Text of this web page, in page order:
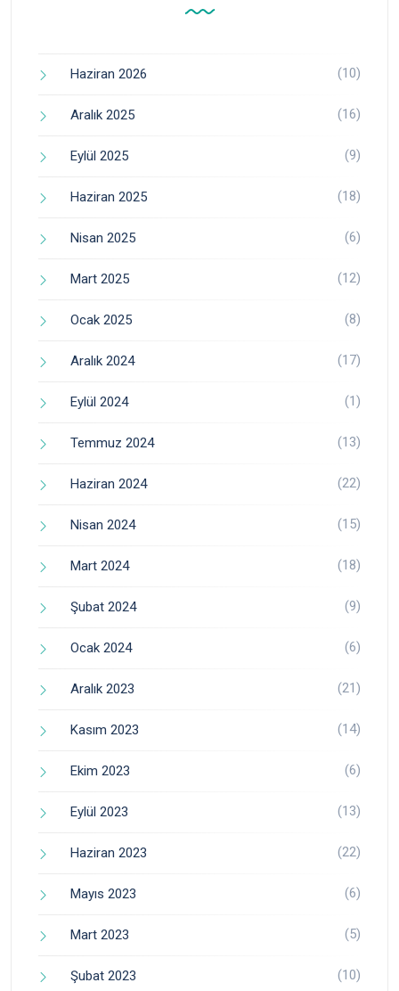
Haziran 2026 (10)
Aralık 2025 (16)
Eylül 2025 (9)
Haziran 2025 (18)
Nisan 2025 (6)
Mart 2025 (12)
Ocak 2025 (8)
Aralık 2024 (17)
Eylül 2024 (1)
Temmuz 2024 (13)
Haziran 2024 (22)
Nisan 2024 (15)
Mart 2024 (18)
Şubat 2024 (9)
Ocak 2024 (6)
Aralık 2023 (21)
Kasım 2023 (14)
Ekim 2023 (6)
Eylül 2023 (13)
Haziran 2023 (22)
Mayıs 2023 (6)
Mart 2023 (5)
Şubat 2023 (10)